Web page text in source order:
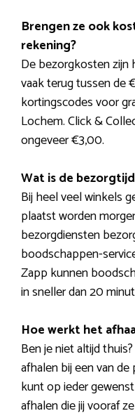
Brengen ze ook
rekening?
De bezorgkosten zijn
vaak terug tussen de
kortingscodes voor
Lochem. Click &
ongeveer €3,00.
Wat is de
Bij heel veel winkels
plaatst worden
bezorgdiensten
boodschappen-
Zapp kunnen
in sneller dan 20
Hoe werkt het
Ben je niet altijd
afhalen bij een van
kunt op ieder
afhalen die jij vooraf